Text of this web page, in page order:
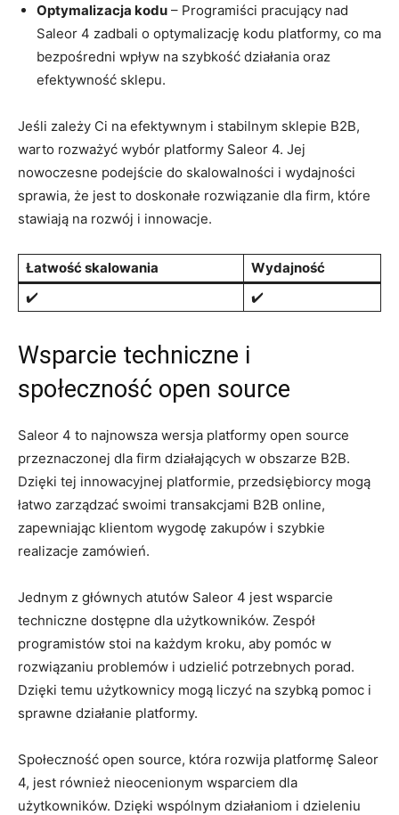
Optymalizacja kodu – Programiści pracujący nad
Saleor⁣ 4 zadbali⁣ o ⁤optymalizację ⁢kodu platformy, co⁣ ma
bezpośredni wpływ na szybkość działania oraz
efektywność sklepu.
Jeśli zależy Ci na efektywnym i stabilnym sklepie‌ B2B,
warto​ rozważyć wybór‌ platformy Saleor 4. ​Jej
‌nowoczesne ⁣podejście do skalowalności i wydajności
sprawia, że ⁣jest‍ to doskonałe rozwiązanie dla firm, ⁢które
stawiają ⁤na rozwój i innowacje.
Łatwość skalowania
Wydajność
✔️
✔️
Wsparcie​ techniczne i
⁢społeczność open ⁣source
Saleor 4 to najnowsza wersja platformy ⁤open ⁤source
‌przeznaczonej dla‌ firm działających w obszarze B2B.‍
Dzięki tej innowacyjnej platformie, przedsiębiorcy mogą
łatwo zarządzać⁣ swoimi ‍transakcjami B2B online,
zapewniając klientom wygodę zakupów i szybkie
realizacje zamówień.
Jednym z głównych​ atutów Saleor​ 4 jest wsparcie
techniczne dostępne ​dla użytkowników. Zespół
programistów stoi na​ każdym kroku, aby pomóc ⁣w
rozwiązaniu⁣ problemów i​ udzielić potrzebnych porad.
Dzięki temu użytkownicy mogą ⁣liczyć na ‍szybką pomoc i
sprawne ‌działanie platformy.
Społeczność open source,‍ która rozwija platformę Saleor
4, ⁤jest również nieocenionym⁣ wsparciem dla
⁣użytkowników.‍ Dzięki​ wspólnym działaniom i ⁢dzieleniu